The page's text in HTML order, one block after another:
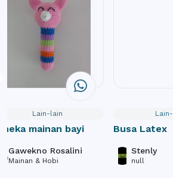
Lain-lain
mainan bayi
Gawekno Rosalini
Mainan & Hobi
Busa Latex
Stenly
null